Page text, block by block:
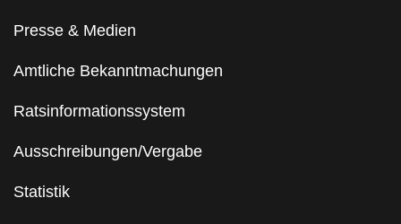
Presse & Medien
Amtliche Bekanntmachungen
Ratsinformationssystem
Ausschreibungen/Vergabe
Statistik